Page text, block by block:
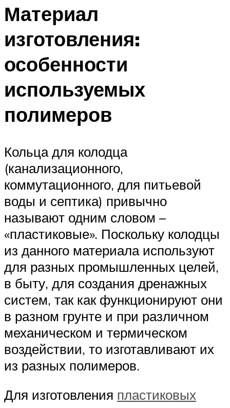
Материал
изготовления:
особенности
используемых
полимеров
Кольца для колодца
(канализационного,
коммутационного, для питьевой
воды и септика) привычно
называют одним словом –
«пластиковые». Поскольку колодцы
из данного материала используют
для разных промышленных целей,
в быту, для создания дренажных
систем, так как функционируют они
в разном грунте и при различном
механическом и термическом
воздействии, то изготавливают их
из разных полимеров.
Для изготовления пластиковых